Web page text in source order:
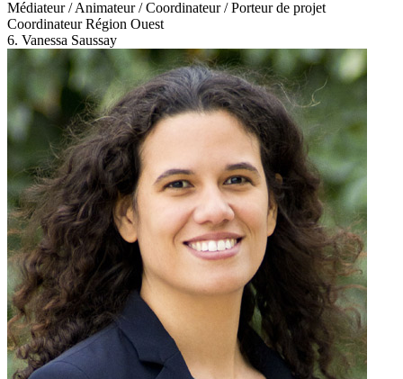
Médiateur / Animateur / Coordinateur / Porteur de projet
Coordinateur Région Ouest
6. Vanessa Saussay